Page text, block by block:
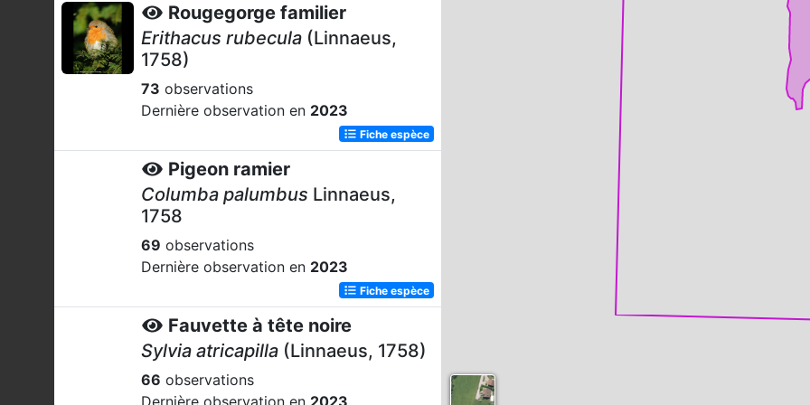
Rougegorge familier
Erithacus rubecula (Linnaeus,
1758)
73 observations
Dernière observation en 2023
Fiche espèce
Pigeon ramier
Columba palumbus Linnaeus,
1758
69 observations
Dernière observation en 2023
Fiche espèce
Fauvette à tête noire
Sylvia atricapilla (Linnaeus, 1758)
66 observations
Dernière observation en 2023